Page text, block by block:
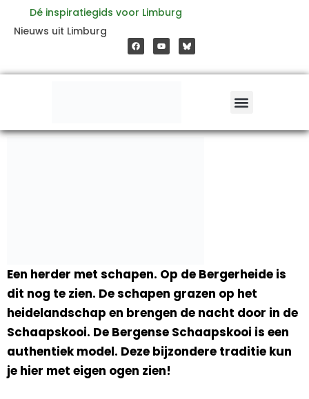
inhoud
Dé inspiratiegids voor Limburg
Nieuws uit Limburg
a
c
e
o
o
o
u
t
b
e
Een herder met schapen. Op de Bergerheide is
dit nog te zien. De schapen grazen op het
heidelandschap en brengen de nacht door in de
Schaapskooi. De Bergense Schaapskooi is een
authentiek model. Deze bijzondere traditie kun
je hier met eigen ogen zien!